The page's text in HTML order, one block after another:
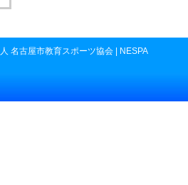
名古屋市教育スポーツ協会 | NESPA